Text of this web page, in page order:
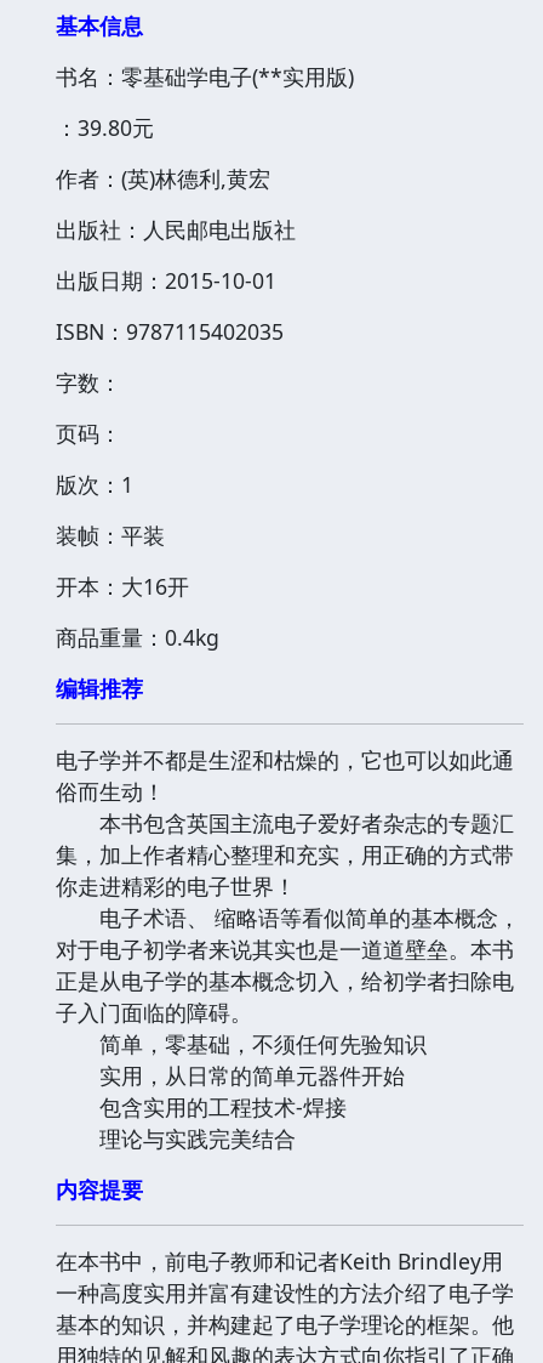
基本信息
书名：零基础学电子(**实用版)
：39.80元
作者：(英)林德利,黄宏
出版社：人民邮电出版社
出版日期：2015-10-01
ISBN：9787115402035
字数：
页码：
版次：1
装帧：平装
开本：大16开
商品重量：0.4kg
编辑推荐
电子学并不都是生涩和枯燥的，它也可以如此通
俗而生动！
本书包含英国主流电子爱好者杂志的专题汇
集，加上作者精心整理和充实，用正确的方式带
你走进精彩的电子世界！
电子术语、 缩略语等看似简单的基本概念，
对于电子初学者来说其实也是一道道壁垒。本书
正是从电子学的基本概念切入，给初学者扫除电
子入门面临的障碍。
简单，零基础，不须任何先验知识
实用，从日常的简单元器件开始
包含实用的工程技术-焊接
理论与实践完美结合
内容提要
在本书中，前电子教师和记者Keith Brindley用
一种高度实用并富有建设性的方法介绍了电子学
基本的知识，并构建起了电子学理论的框架。他
用独特的见解和风趣的表达方式向你指引了正确